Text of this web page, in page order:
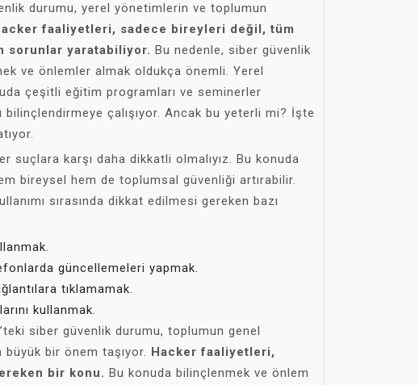
durumu, yerel yönetimlerin ve toplumun
faaliyetleri, sadece bireyleri değil, tüm
sorunlar yaratabiliyor. Bu nedenle, siber güvenlik
ve önlemler almak oldukça önemli. Yerel
çeşitli eğitim programları ve seminerler
bilinçlendirmeye çalışıyor. Ancak bu yeterli mi? İşte
suçlara karşı daha dikkatli olmalıyız. Bu konuda
bireysel hem de toplumsal güvenliği artırabilir.
sırasında dikkat edilmesi gereken bazı
güncellemeleri yapmak.
tıklamamak.
kullanmak.
siber güvenlik durumu, toplumun genel
büyük bir önem taşıyor. Hacker faaliyetleri,
bir konu. Bu konuda bilinçlenmek ve önlem